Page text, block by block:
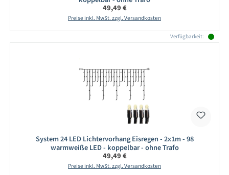
Regulärer Preis:
49,49 €
Preise inkl. MwSt. zzgl. Versandkosten
Verfügbarkeit:
System 24 LED Lichtervorhang Eisregen - 2x1m - 98
warmweiße LED - koppelbar - ohne Trafo
Regulärer Preis:
49,49 €
Preise inkl. MwSt. zzgl. Versandkosten